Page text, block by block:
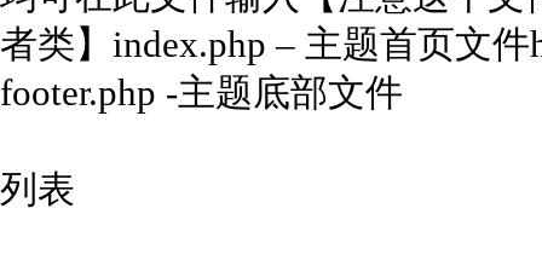
者类】index.php – 主题首页文件
footer.php -主题底部文件
列表